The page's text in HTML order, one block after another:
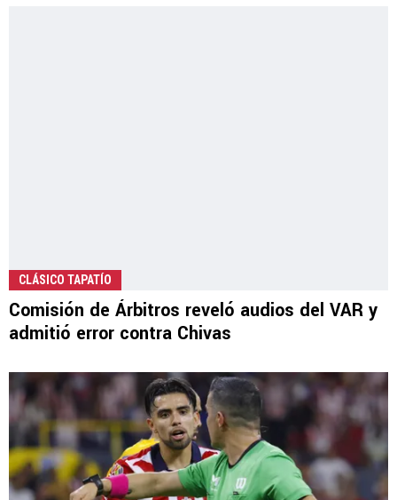
CLÁSICO TAPATÍO
Comisión de Árbitros reveló audios del VAR y
admitió error contra Chivas